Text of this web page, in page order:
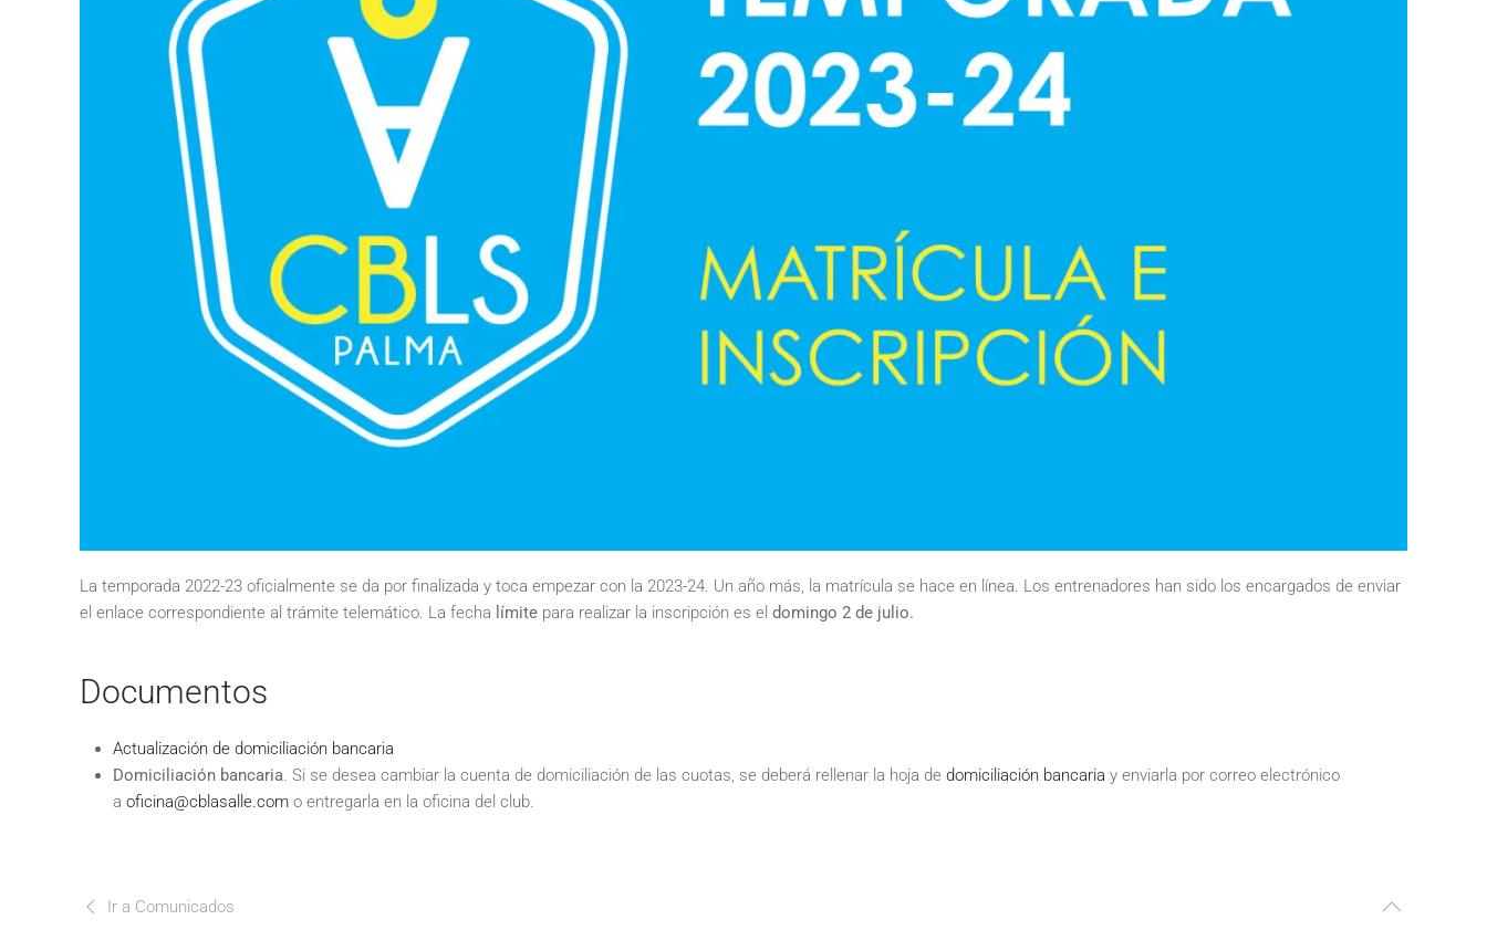
La temporada 2022-23 oficialmente se da por finalizada y toca empezar con la 2023-24. Un año más, la matrícula se hace en línea. Los entrenadores han sido los encargados de enviar
el enlace correspondiente al trámite telemático. La fecha límite para realizar la inscripción es el domingo 2 de julio.
Documentos
Actualización de domiciliación bancaria
Domiciliación bancaria. Si se desea cambiar la cuenta de domiciliación de las cuotas, se deberá rellenar la hoja de domiciliación bancaria y enviarla por correo electrónico
a oficina@cblasalle.com o entregarla en la oficina del club.
Ir a Comunicados